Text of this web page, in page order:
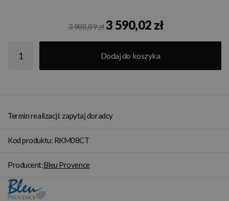
3 988,89 zł3 590,02 zł
Dodaj do koszyka
Termin realizacji: zapytaj doradcy
Kod produktu: RKM08CT
Producent:Bleu Provence